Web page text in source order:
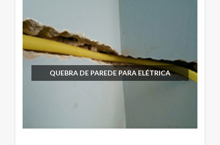
QUEBRA DE PAREDE PARA ELÉTRICA